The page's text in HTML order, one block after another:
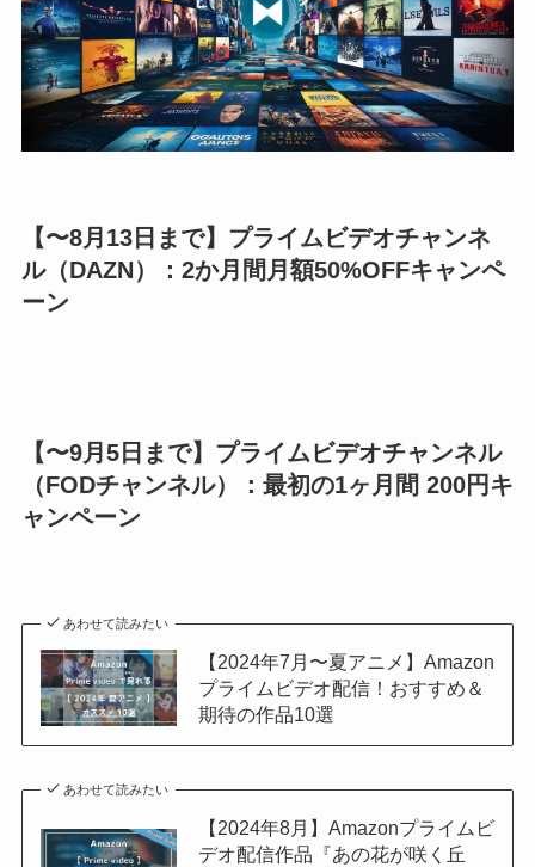
【〜8月13日まで】プライムビデオチャンネ
ル（DAZN）：2か月間月額50%OFFキャンペ
ーン
【〜9月5日まで】プライムビデオチャンネル
（FODチャンネル）：最初の1ヶ月間 200円キ
ャンペーン
あわせて読みたい
【2024年7月〜夏アニメ】Amazon
プライムビデオ配信！おすすめ＆
期待の作品10選
あわせて読みたい
【2024年8月】Amazonプライムビ
デオ配信作品『あの花が咲く丘